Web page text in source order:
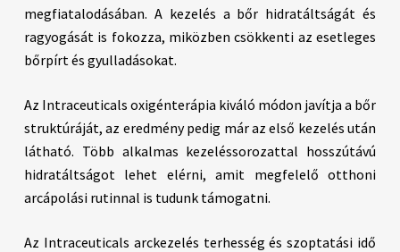
megfiatalodásában. A kezelés a bőr hidratáltságát és
ragyogását is fokozza, miközben csökkenti az esetleges
bőrpírt és gyulladásokat.
Az Intraceuticals oxigénterápia kiváló módon javítja a bőr
struktúráját, az eredmény pedig már az első kezelés után
látható. Több alkalmas kezeléssorozattal hosszútávú
hidratáltságot lehet elérni, amit megfelelő otthoni
arcápolási rutinnal is tudunk támogatni.
Az Intraceuticals arckezelés terhesség és szoptatási idő